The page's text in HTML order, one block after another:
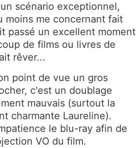
scénario exceptionnel,
moins me concernant fait
passé un excellent moment
de films ou livres de
rêver...
point de vue un gros
c'est un doublage
mauvais (surtout la
charmante Laureline).
le blu-ray afin de
VO du film.